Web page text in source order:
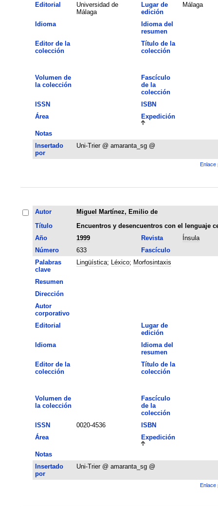
Editorial
Universidad de
Málaga
Lugar de
edición
Málaga
Idioma
Idioma del
resumen
Editor de la
colección
Título de la
colección
Volumen de
la colección
Fascículo
de la
colección
ISSN
ISBN
Área
Expedición
Notas
Insertado
por
Uni-Trier @ amaranta_sg @
Enlace
Autor
Miguel Martínez, Emilio de
Título
Encuentros y desencuentros con el lenguaje
Año
1999 Revista
Ínsula
Número
633
Fascículo
Palabras
clave
Lingüística; Léxico; Morfosintaxis
Resumen
Dirección
Autor
corporativo
Editorial
Lugar de
edición
Idioma
Idioma del
resumen
Editor de la
colección
Título de la
colección
Volumen de
la colección
Fascículo
de la
colección
ISSN
0020-4536
ISBN
Área
Expedición
Notas
Insertado
por
Uni-Trier @ amaranta_sg @
Enlace